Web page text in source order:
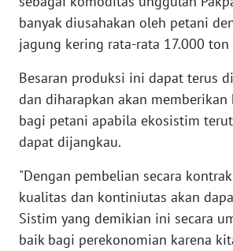
banyak diusahakan oleh petani
jagung kering rata-rata 17.000 ton
Besaran produksi ini dapat terus
dan diharapkan akan memberikan
bagi petani apabila ekosistim
dapat dijangkau.
"Dengan pembelian secara
kualitas dan kontiniutas akan
Sistim yang demikian ini secara
baik bagi perekonomian karena
RIAU
WN
WN
JAMBI
SULTRA
WN
NTB